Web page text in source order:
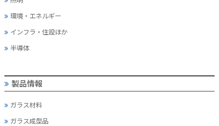
環境・エネルギー
インフラ・住設ほか
半導体
製品情報
ガラス材料
ガラス成型品